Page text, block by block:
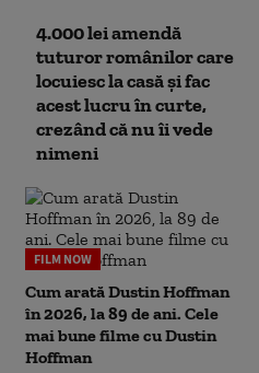
4.000 lei amendă
tuturor românilor care
locuiesc la casă și fac
acest lucru în curte,
crezând că nu îi vede
nimeni
FILM NOW
Cum arată Dustin Hoffman
în 2026, la 89 de ani. Cele
mai bune filme cu Dustin
Hoffman